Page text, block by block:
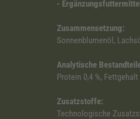
-
Zusammensetzung:
Sonnenblumenöl,
Analytische
Protein 0,4 %,
Zusatzstoffe:
Technologische